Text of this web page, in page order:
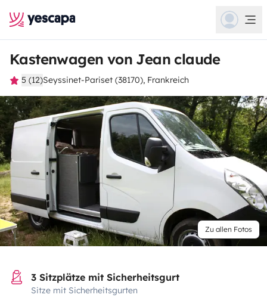
Kastenwagen von Jean claude
5 (12)Seyssinet-Pariset (38170), Frankreich
Zu allen Fotos
3 Sitzplätze mit Sicherheitsgurt
Sitze mit Sicherheitsgurten